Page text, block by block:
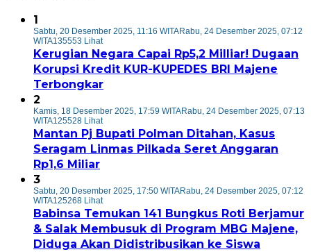
1
Sabtu, 20 Desember 2025, 11:16 WITARabu, 24 Desember 2025, 07:12
WITA135553 Lihat
Kerugian Negara Capai Rp5,2 Milliar! Dugaan
Korupsi Kredit KUR-KUPEDES BRI Majene
Terbongkar
2
Kamis, 18 Desember 2025, 17:59 WITARabu, 24 Desember 2025, 07:13
WITA125528 Lihat
Mantan Pj Bupati Polman Ditahan, Kasus
Seragam Linmas Pilkada Seret Anggaran
Rp1,6 Miliar
3
Sabtu, 20 Desember 2025, 17:50 WITARabu, 24 Desember 2025, 07:12
WITA125268 Lihat
Babinsa Temukan 141 Bungkus Roti Berjamur
& Salak Membusuk di Program MBG Majene,
Diduga Akan Didistribusikan ke Siswa